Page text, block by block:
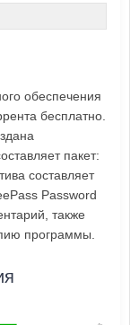
обеспечения
бесплатно.
пакет:
составляет
Password
также
программы.